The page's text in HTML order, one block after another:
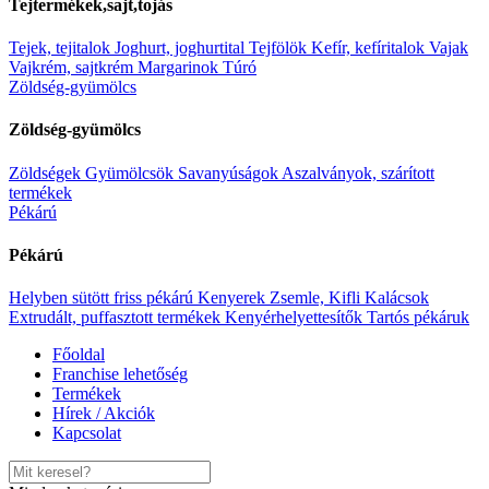
Tejtermékek,sajt,tojás
Tejek, tejitalok Joghurt, joghurtital Tejfölök Kefír, kefíritalok Vajak
Vajkrém, sajtkrém Margarinok Túró
Zöldség-gyümölcs
Zöldség-gyümölcs
Zöldségek Gyümölcsök Savanyúságok Aszalványok, szárított
termékek
Pékárú
Pékárú
Helyben sütött friss pékárú Kenyerek Zsemle, Kifli Kalácsok
Extrudált, puffasztott termékek Kenyérhelyettesítők Tartós pékáruk
Főoldal
Franchise lehetőség
Termékek
Hírek / Akciók
Kapcsolat
Kapcsolódótermékek
Dax dog máj 1240g
Kívánságlistára
Gyors megtekintés
Tovább
Category: Kisállat termékek| SKU: 5999508137705
Tovább
Kívánságlistára
Gyors megtekintés
Dax cat nedves marha 415g